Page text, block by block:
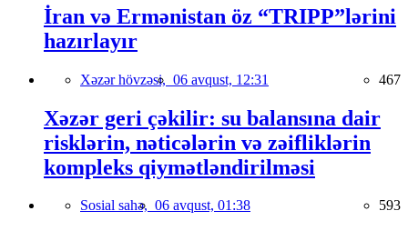
İran və Ermənistan öz “TRIPP”lərini
hazırlayır
Xəzər hövzəsi, 06 avqust, 12:31 467
Xəzər geri çəkilir: su balansına dair
risklərin, nəticələrin və zəifliklərin
kompleks qiymətləndirilməsi
Sosial sahə, 06 avqust, 01:38 593